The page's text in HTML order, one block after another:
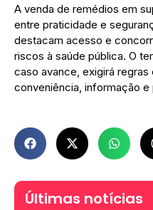
A venda de remédios em
entre praticidade e
destacam acesso e
riscos à saúde pública. O
caso avance, exigirá regras
conveniência, informação
Últimas notícias